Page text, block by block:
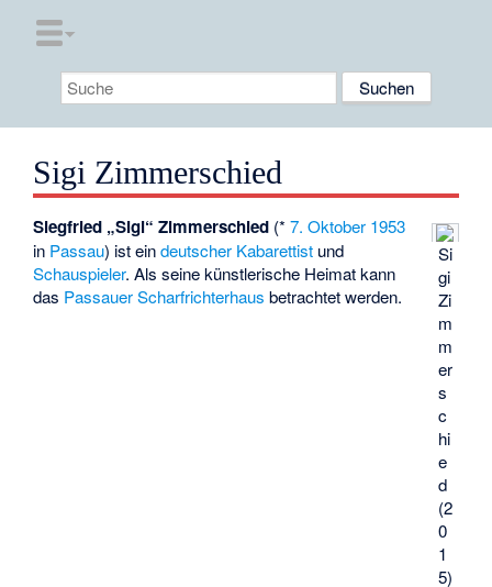
Sigi Zimmerschied
Si
gi
Zi
m
m
er
s
c
hi
e
d
(2
0
1
5)
Siegfried „Sigi“ Zimmerschied (*7. Oktober 1953
in Passau) ist eindeutscher Kabarettist und
Schauspieler. Als seine künstlerische Heimat kann
das Passauer Scharfrichterhaus betrachtet werden.